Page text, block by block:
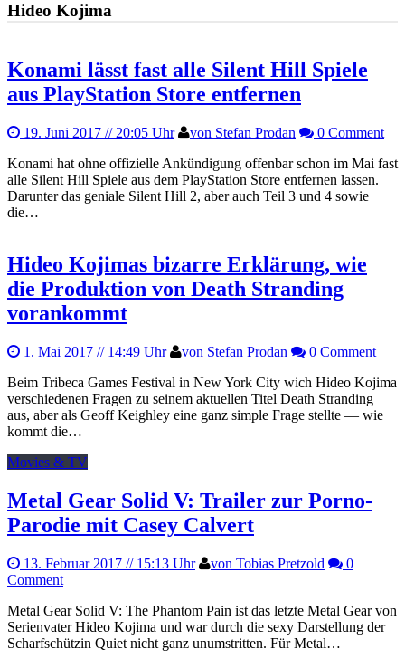
Hideo Kojima
Konami lässt fast alle Silent Hill Spiele
aus PlayStation Store entfernen
19. Juni 2017 // 20:05 Uhr von Stefan Prodan
0 Comment
Konami hat ohne offizielle Ankündigung offenbar schon im Mai fast
alle Silent Hill Spiele aus dem PlayStation Store entfernen lassen.
Darunter das geniale Silent Hill 2, aber auch Teil 3 und 4 sowie
die…
Hideo Kojimas bizarre Erklärung, wie
die Produktion von Death Stranding
vorankommt
1. Mai 2017 // 14:49 Uhr von Stefan Prodan
0 Comment
Beim Tribeca Games Festival in New York City wich Hideo Kojima
verschiedenen Fragen zu seinem aktuellen Titel Death Stranding
aus, aber als Geoff Keighley eine ganz simple Frage stellte — wie
kommt die…
Movies & TV
Metal Gear Solid V: Trailer zur Porno-
Parodie mit Casey Calvert
13. Februar 2017 // 15:13 Uhr von Tobias Pretzold
0
Comment
Metal Gear Solid V: The Phantom Pain ist das letzte Metal Gear von
Serienvater Hideo Kojima und war durch die sexy Darstellung der
Scharfschützin Quiet nicht ganz unumstritten. Für Metal…